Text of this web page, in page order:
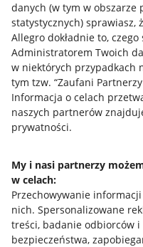
danych (w tym w obszarze
statystycznych) sprawiasz,
Allegro dokładnie to,
Administratorem Twoich
w niektórych przypadkach
tym tzw. “Zaufani
Informacja o celach
naszych partnerów
prywatności.
My i nasi partnerzy
w celach:
Przechowywanie
nich. Spersonalizowane
treści, badanie odbiorców i
bezpieczeństwa,
Przydatne informacje
Jak to działa
Allegro Gadane dla
Allegro Gadane dla
Mapa miejscowości